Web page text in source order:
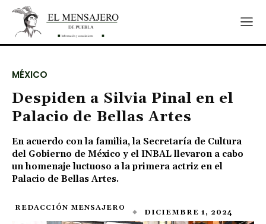
MÉXICO
Despiden a Silvia Pinal en el
Palacio de Bellas Artes
En acuerdo con la familia, la Secretaría de Cultura
del Gobierno de México y el INBAL llevaron a cabo
un homenaje luctuoso a la primera actriz en el
Palacio de Bellas Artes.
REDACCIÓN MENSAJERO DICIEMBRE 1, 2024